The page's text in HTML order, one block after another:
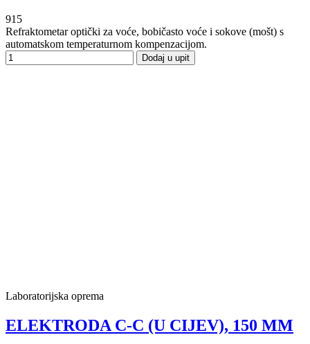
915
Refraktometar optički za voće, bobičasto voće i sokove (mošt) s
automatskom temperaturnom kompenzacijom.
Dodaj u upit
Laboratorijska oprema
ELEKTRODA C-C (U CIJEV), 150 MM